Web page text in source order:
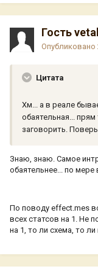
Гость vetal
Опубликовано
Цитата
Хм... а в реале
обаятельная...
заговорить.
Знаю, знаю. Самое
обаятельнее... по мере
По поводу effect.mes
всех статсов на 1. Не
на 1, то ли схема, то ли